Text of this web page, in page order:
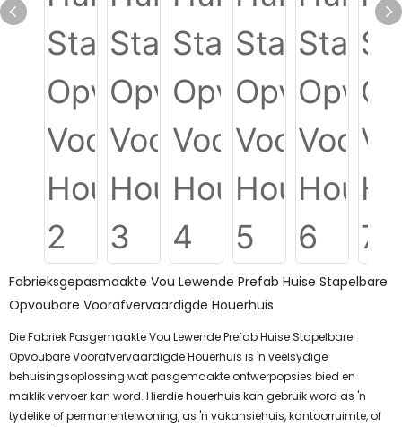
Fabrieksgepasmaakte Vou Lewende Prefab Huise Stapelbare
Opvoubare Voorafvervaardigde Houerhuis
Die Fabriek Pasgemaakte Vou Lewende Prefab Huise Stapelbare
Opvoubare Voorafvervaardigde Houerhuis is 'n veelsydige
behuisingsoplossing wat pasgemaakte ontwerpopsies bied en
maklik vervoer kan word. Hierdie houerhuis kan gebruik word as 'n
tydelike of permanente woning, as 'n vakansiehuis, kantoorruimte, of